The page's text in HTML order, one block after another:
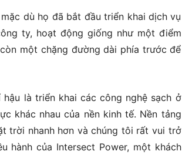
dù họ đã bắt đầu triển khai dịch vụ
ty, hoạt động giống như một điểm
một chặng đường dài phía trước để
là triển khai các công nghệ sạch ở
khác nhau của nền kinh tế. Nền tảng
trời nhanh hơn và chúng tôi rất vui trở
hành của Intersect Power, một khách